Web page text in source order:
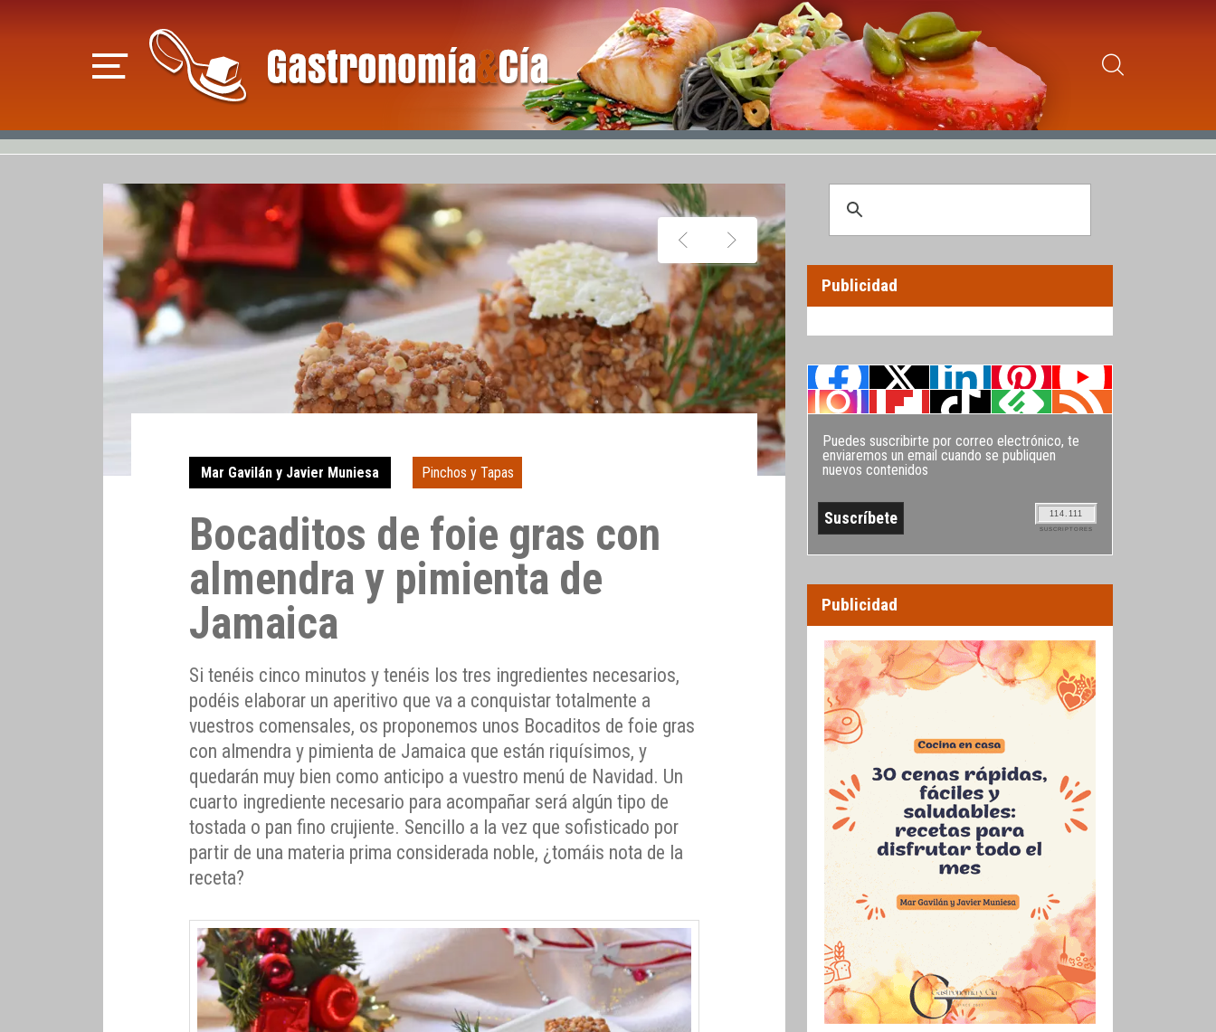
Mar Gavilán y Javier Muniesa Pinchos y Tapas
Bocaditos de foie gras con
almendra y pimienta de
Jamaica
Si tenéis cinco minutos y tenéis los tres ingredientes necesarios,
podéis elaborar un aperitivo que va a conquistar totalmente a
vuestros comensales, os proponemos unos Bocaditos de foie gras
con almendra y pimienta de Jamaica que están riquísimos, y
quedarán muy bien como anticipo a vuestro menú de Navidad. Un
cuarto ingrediente necesario para acompañar será algún tipo de
tostada o pan fino crujiente. Sencillo a la vez que sofisticado por
partir de una materia prima considerada noble, ¿tomáis nota de la
receta?
Publicidad
Puedes suscribirte por correo electrónico, te
enviaremos un email cuando se publiquen
nuevos contenidos
114.111
SUSCRIPTORES
Publicidad